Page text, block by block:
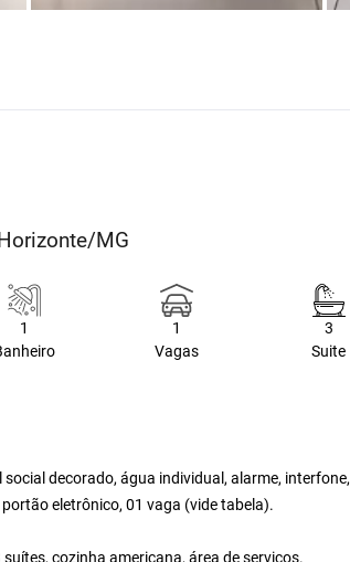
MG
1
1
Vagas
3
Suite
decorado, água individual, alarme, interfone,
eletrônico, 01 vaga (vide tabela).
cozinha americana, área de serviços.